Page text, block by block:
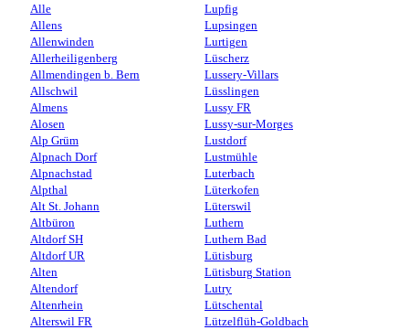
Alle
Allens
Allenwinden
Allerheiligenberg
Allmendingen b. Bern
Allschwil
Almens
Alosen
Alp Grüm
Alpnach Dorf
Alpnachstad
Alpthal
Alt St. Johann
Altbüron
Altdorf SH
Altdorf UR
Alten
Altendorf
Altenrhein
Alterswil FR
Lupfig
Lupsingen
Lurtigen
Lüscherz
Lussery-Villars
Lüsslingen
Lussy FR
Lussy-sur-Morges
Lustdorf
Lustmühle
Luterbach
Lüterkofen
Lüterswil
Luthern
Luthern Bad
Lütisburg
Lütisburg Station
Lutry
Lütschental
Lützelflüh-Goldbach